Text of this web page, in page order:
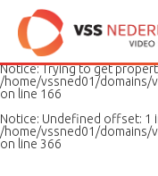
Notice: Undefined variable:
/home/vssned01/
on line
187
Notice: Trying to get
/home/vssned01/domains/
on line 166
Notice: Undefined offset: 1
/home/vssned01/domains/
on line 366